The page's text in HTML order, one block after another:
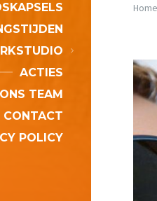
ACTIES
ONS TEAM
CONTACT
POLICY
Home